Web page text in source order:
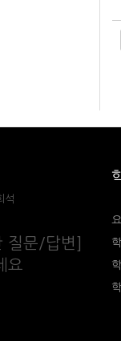
석
질문/답변]
요